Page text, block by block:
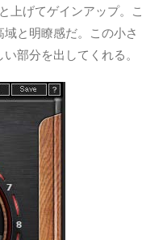
上げてゲインアップ。こ
と明瞭感だ。この小さ
部分を出してくれる。